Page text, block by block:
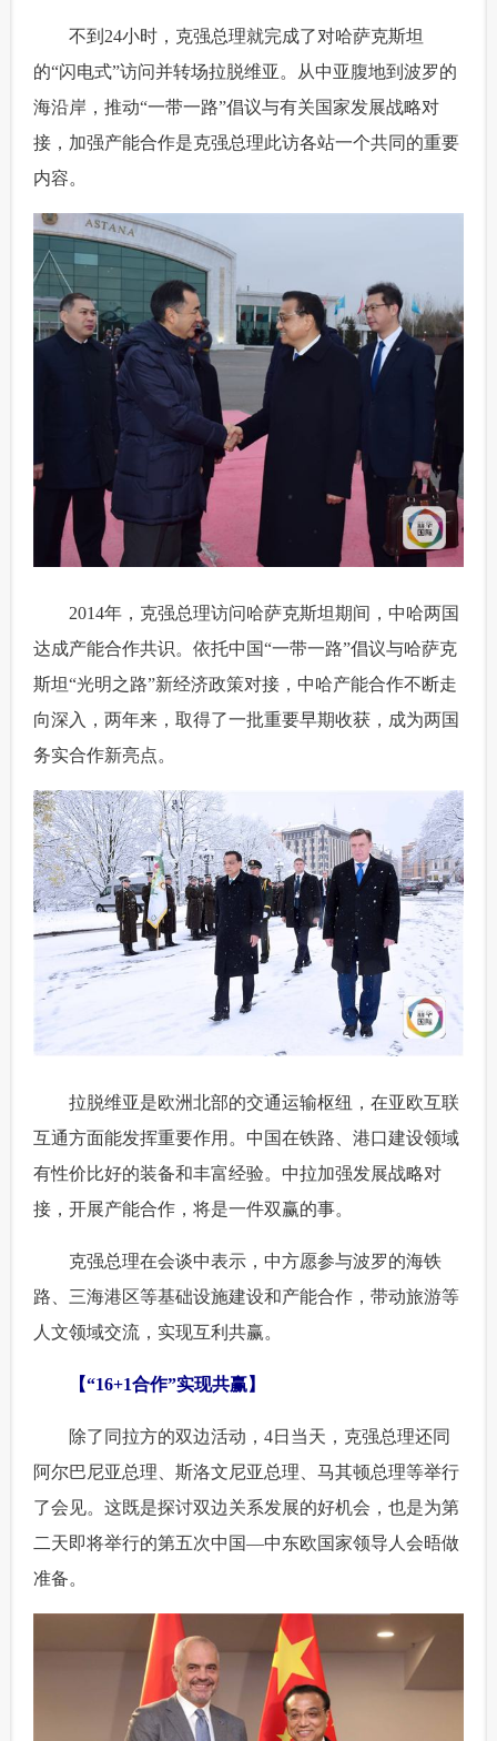
不到24小时，克强总理就完成了对哈萨克斯坦
的“闪电式”访问并转场拉脱维亚。从中亚腹地到波罗的
海沿岸，推动“一带一路”倡议与有关国家发展战略对
接，加强产能合作是克强总理此访各站一个共同的重要
内容。
2014年，克强总理访问哈萨克斯坦期间，中哈两国
达成产能合作共识。依托中国“一带一路”倡议与哈萨克
斯坦“光明之路”新经济政策对接，中哈产能合作不断走
向深入，两年来，取得了一批重要早期收获，成为两国
务实合作新亮点。
拉脱维亚是欧洲北部的交通运输枢纽，在亚欧互联
互通方面能发挥重要作用。中国在铁路、港口建设领域
有性价比好的装备和丰富经验。中拉加强发展战略对
接，开展产能合作，将是一件双赢的事。
克强总理在会谈中表示，中方愿参与波罗的海铁
路、三海港区等基础设施建设和产能合作，带动旅游等
人文领域交流，实现互利共赢。
【“16+1合作”实现共赢】
除了同拉方的双边活动，4日当天，克强总理还同
阿尔巴尼亚总理、斯洛文尼亚总理、马其顿总理等举行
了会见。这既是探讨双边关系发展的好机会，也是为第
二天即将举行的第五次中国—中东欧国家领导人会晤做
准备。